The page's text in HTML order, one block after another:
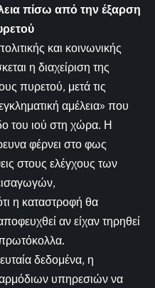
πίσω από την έξαρση
και κοινωνικής
η διαχείριση της
πυρετού, μετά τις
αμέλεια» που
του ιού στη χώρα. Η
φέρνει στο φως
στους ελέγχους των
η καταστροφή θα
αν είχαν τηρηθεί
δεδομένα, η
υπηρεσιών να